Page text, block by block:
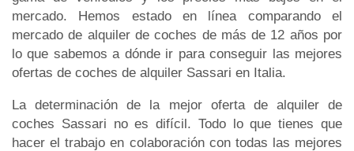
mercado. Hemos estado en línea comparando el
mercado de alquiler de coches de más de 12 años por
lo que sabemos a dónde ir para conseguir las mejores
ofertas de coches de alquiler Sassari en Italia.
La determinación de la mejor oferta de alquiler de
coches Sassari no es difícil. Todo lo que tienes que
hacer el trabajo en colaboración con todas las mejores